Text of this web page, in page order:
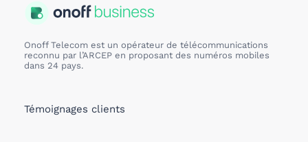
Onoff Telecom est un opérateur de télécommunications
reconnu par l’ARCEP en proposant des numéros mobiles
dans 24 pays.
Témoignages clients